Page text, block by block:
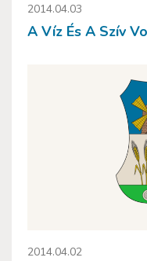
2014.04.03
A Víz És A Szív
2014.04.02